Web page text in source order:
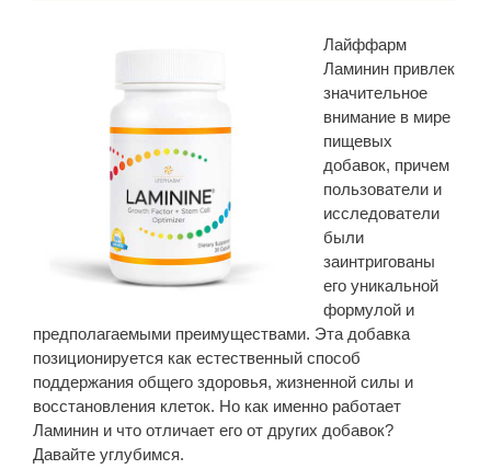
Лайффарм
Ламинин привлек
значительное
внимание в мире
пищевых
добавок, причем
пользователи и
исследователи
были
заинтригованы
его уникальной
формулой и
предполагаемыми преимуществами. Эта добавка
позиционируется как естественный способ
поддержания общего здоровья, жизненной силы и
восстановления клеток. Но как именно работает
Ламинин и что отличает его от других добавок?
Давайте углубимся.